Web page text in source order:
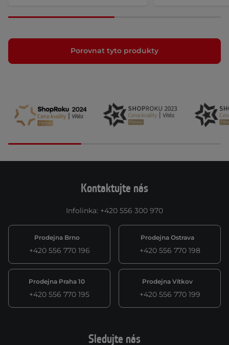
Porovnat tyto produkty
Kontaktujte nás
Infolinka: +420 556 300 970
Prodejna Brno
+420 556 770 196
Prodejna Ostrava
+420 556 770 198
Prodejna Praha 10
+420 556 770 195
Prodejna Vítkov
+420 556 770 199
Sledujte nás